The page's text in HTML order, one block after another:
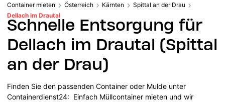
Container mieten Österreich Kärnten
Spittal an der Drau
Dellach im Drautal
Schnelle Entsorgung für
Dellach im Drautal (Spittal
an der Drau)
Finden Sie den passenden Container oder Mulde unter
Containerdienst24: Einfach Müllcontainer mieten und wir